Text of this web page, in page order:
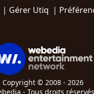
| Gérer Utiq |
Copyright © 2008 - 2026
- Tous droits réservés